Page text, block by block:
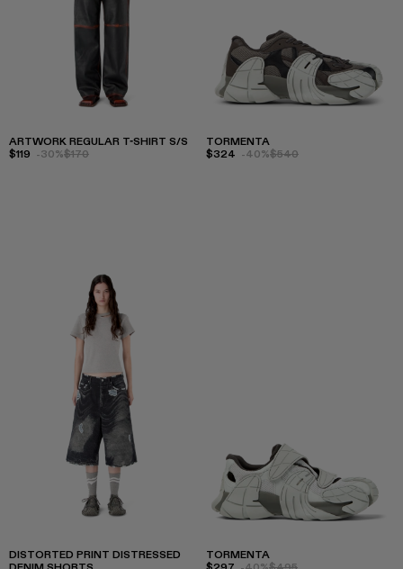
ARTWORK REGULAR T-SHIRT S/S
$119 -30%$170
TORMENTA
$324 -40%$540
DISTORTED PRINT DISTRESSED
TORMENTA